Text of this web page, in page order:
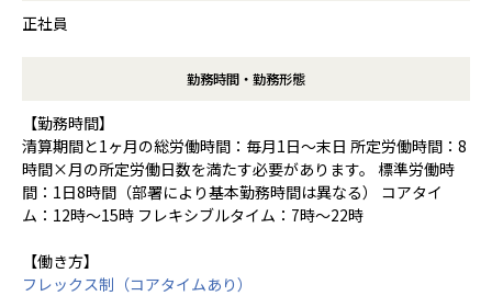
正社員
勤務時間・勤務形態
【勤務時間】
清算期間と1ヶ月の総労働時間：毎月1日～末日 所定労働時間：8
時間×月の所定労働日数を満たす必要があります。 標準労働時
間：1日8時間（部署により基本勤務時間は異なる） コアタイ
ム：12時～15時 フレキシブルタイム：7時～22時
【働き方】
フレックス制（コアタイムあり）